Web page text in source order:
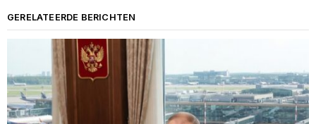
GERELATEERDE BERICHTEN